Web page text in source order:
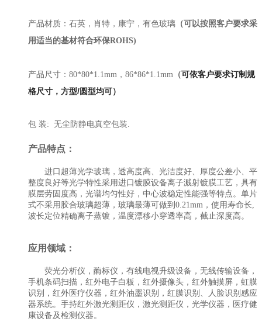
产品材质：石英，肖特，康宁，有色玻璃 （可以按照客户要求采
用适当的基材符合环保ROHS)
产品尺寸：80*80*1.1mm，86*86*1.1mm （可依客户要求订制规
格尺寸，方型/圆型均可）
包 装: 无尘防静电真空包装.
产品特点：
进口超薄光学玻璃，透高度高、光洁度好、厚度公差小、平
整度良好等光学特性采用进口镀膜设备离子溅射镀膜工艺，具有
膜层劳固度高，光谱均匀性好， 中心波稳定性能强等特点。 单片
式不采用胶合玻璃超薄，玻璃最薄可做到0.21mm， 使用寿命长,
波长定位精确离子蒸镀，温度漂移小穿透率高， 截止深度高。
应用领域：
荧光分析仪，酶标仪，有线电视升级设备，无线传输设备，
手机条码扫描，红外电子白板，红外摄像头，红外触摸屏，虹膜
识别，红外医疗仪器，红外油墨识别，红膜识别、人脸识别感应
器系统。手持红外激光测距仪，激光测距仪，光学仪器，医疗健
康设备及检测仪器。